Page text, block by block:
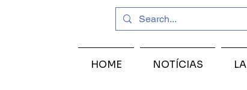
HOME NOTÍCIAS